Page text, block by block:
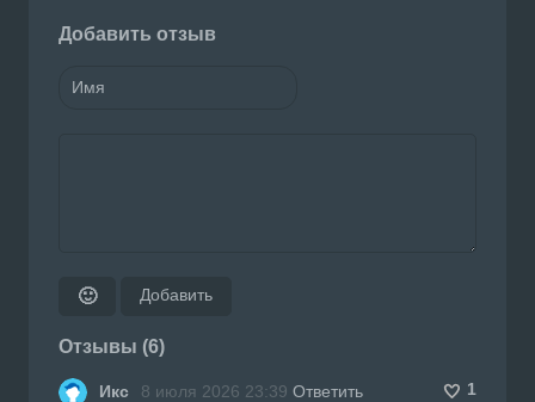
Добавить отзыв
🙂 Добавить
Отзывы (6)
Икс 8 июля 2026 23:39 Ответить
1